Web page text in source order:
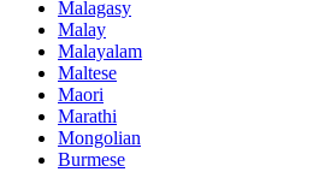
Malagasy
Malay
Malayalam
Maltese
Maori
Marathi
Mongolian
Burmese